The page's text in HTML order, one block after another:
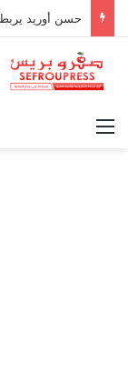
القائمة